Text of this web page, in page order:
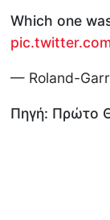
Which one
— Roland-
Πηγή: Πρώτο